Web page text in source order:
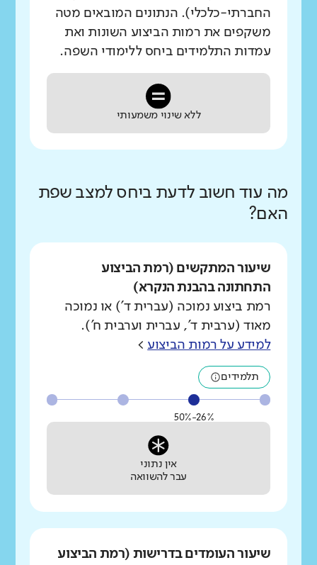
החברתי-כלכלי). הנתונים המובאים מטה
משקפים את רמות הביצוע השונות ואת
עמדות התלמידים ביחס ללימודי השפה.
ללא שינוי משמעותי
מה עוד חשוב לדעת ביחס למצב שפת
האם?
שיעור המתקשים (רמת הביצוע
התחתונה בהבנת הנקרא)
רמת ביצוע נמוכה (עברית ד') או נמוכה
מאוד (ערבית ד', עברית וערבית ח').
למידע על רמות הביצוע >
תלמידים
26%-50%
אין נתוני
עבר להשוואה
שיעור העומדים בדרישות (רמת הביצוע